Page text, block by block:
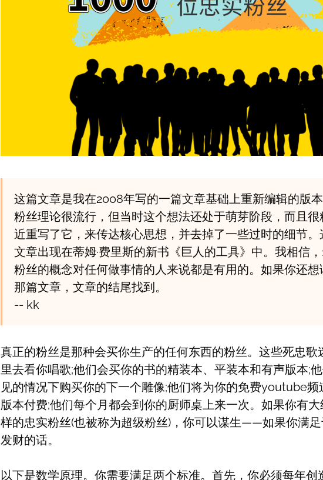
这篇文章是我在2008年写的一篇文章基础上重新编辑的版
粉丝理论很流行，但当时这个想法还处于萌芽阶段，而且很
近重写了它，来传达核心思想，并去掉了一些过时的细节。
文章出现在蒂姆·费里斯的新书《巨人的工具》中。我相信
粉丝的概念对任何做事情的人来说都是有用的。如果你还
那篇文章，文章的结尾找到。
-- kk
真正的粉丝是那种会买你生产的任何东西的粉丝。这些死忠歌
里去看你唱歌;他们会买你的书的精装本、平装本和有声版本;
见的情况下购买你的下一个雕像;他们将为你的免费youtube频
版本付费;他们每个月都会到你的厨师桌上来一次。如果你有
样的忠实粉丝(也被称为超级粉丝)，你可以谋生——如果你满
发财的话。
以下是数学原理。你需要满足两个标准。首先，你必须每年创